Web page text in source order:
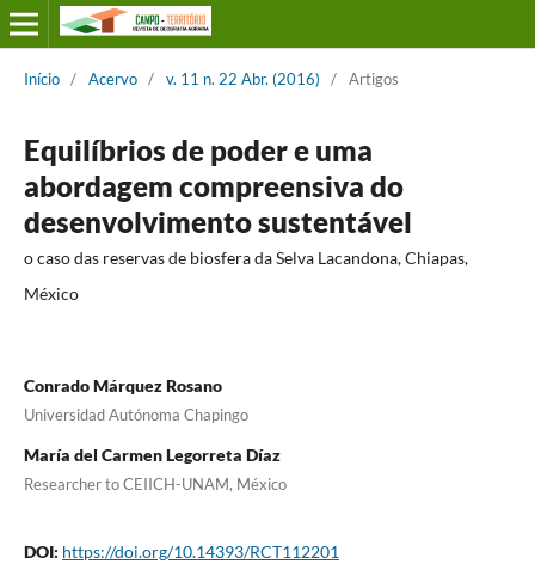
Início / Acervo / v. 11 n. 22 Abr. (2016) / Artigos
Equilíbrios de poder e uma
abordagem compreensiva do
desenvolvimento sustentável
o caso das reservas de biosfera da Selva Lacandona, Chiapas,
México
Conrado Márquez Rosano
Universidad Autónoma Chapingo
María del Carmen Legorreta Díaz
Researcher to CEIICH-UNAM, México
DOI: https://doi.org/10.14393/RCT112201